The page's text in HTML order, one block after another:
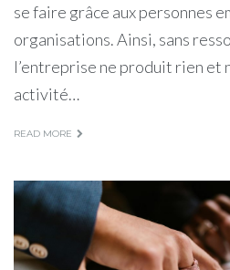
se faire grâce aux personnes
organisations. Ainsi, sans
l’entreprise ne produit rien et
activité…
READ MORE